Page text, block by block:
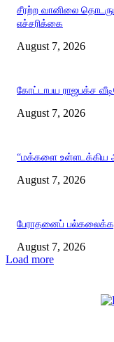
சீரற்ற வானிலை
எச்சரிக்கை
August 7, 2026
கோட்டாபய ராஜபக்ச
August 7, 2026
“மக்களை உள்ளடக்கிய
August 7, 2026
பேராதனைப்
August 7, 2026
Load more